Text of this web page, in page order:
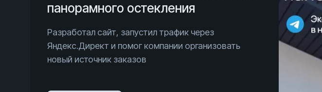
панорамного остекления
Разработал сайт, запустил трафик через
Яндекс.Директ и помог компании организовать
новый источник заказов